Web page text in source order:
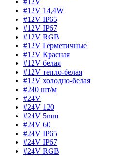
#12V
#12V 14,4W
#12V IP65
#12V IP67
#12V RGB
#12V Герметичные
#12V Красная
#12V белая
#12V тепло-белая
#12V холодно-белая
#240 шт/м
#24V
#24V 120
#24V 5mm
#24V 60
#24V IP65
#24V IP67
#24V RGB